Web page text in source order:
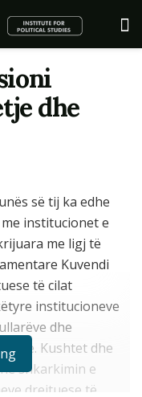
dhe
së tij ka edhe
institucionet e
me ligj të
Kuvendi
të cilat
institucioneve
dhe
Kushtet dhe
shkarkimin e
drejtuese të